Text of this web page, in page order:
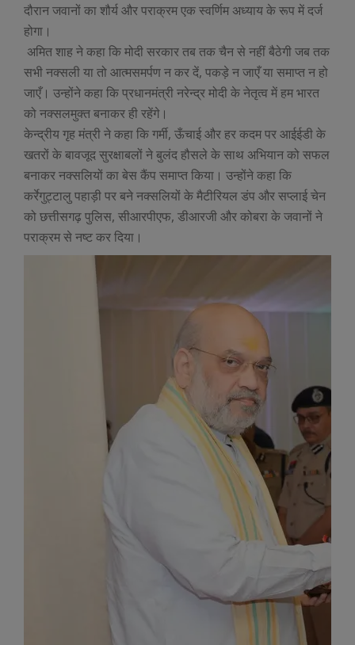
दौरान जवानों का शौर्य और पराक्रम एक स्वर्णिम अध्याय के रूप में दर्ज
होगा।
अमित शाह ने कहा कि मोदी सरकार तब तक चैन से नहीं बैठेगी जब तक
सभी नक्सली या तो आत्मसमर्पण न कर दें, पकड़े न जाएँ या समाप्त न हो
जाएँ। उन्होंने कहा कि प्रधानमंत्री नरेन्द्र मोदी के नेतृत्व में हम भारत
को नक्सलमुक्त बनाकर ही रहेंगे।
केन्द्रीय गृह मंत्री ने कहा कि गर्मी, ऊँचाई और हर कदम पर आईईडी के
खतरों के बावजूद सुरक्षाबलों ने बुलंद हौसले के साथ अभियान को सफल
बनाकर नक्सलियों का बेस कैंप समाप्त किया। उन्होंने कहा कि
कर्रेगुट्टालु पहाड़ी पर बने नक्सलियों के मैटीरियल डंप और सप्लाई चेन
को छत्तीसगढ़ पुलिस, सीआरपीएफ, डीआरजी और कोबरा के जवानों ने
पराक्रम से नष्ट कर दिया।